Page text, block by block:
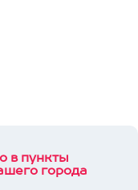
в пункты
города